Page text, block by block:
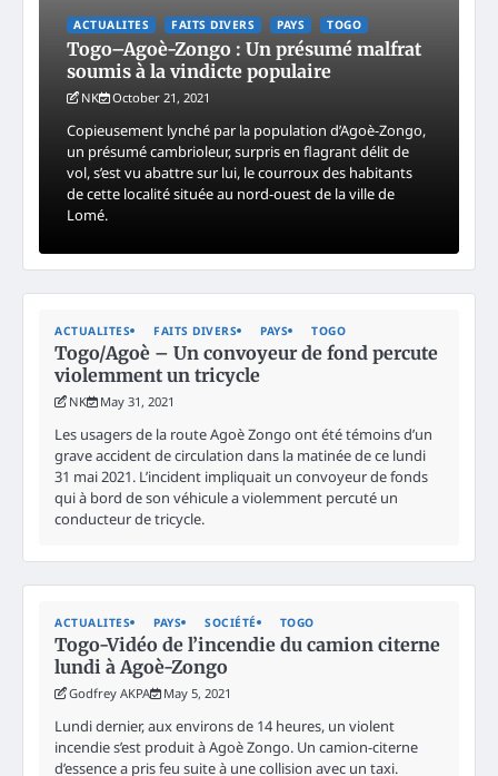
ACTUALITES FAITS DIVERS PAYS TOGO
Togo–Agoè-Zongo : Un présumé malfrat
soumis à la vindicte populaire
NK October 21, 2021
Copieusement lynché par la population d’Agoè-Zongo,
un présumé cambrioleur, surpris en flagrant délit de
vol, s’est vu abattre sur lui, le courroux des habitants
de cette localité située au nord-ouest de la ville de
Lomé.
ACTUALITES FAITS DIVERS PAYS TOGO
Togo/Agoè – Un convoyeur de fond percute
violemment un tricycle
NK May 31, 2021
Les usagers de la route Agoè Zongo ont été témoins d’un
grave accident de circulation dans la matinée de ce lundi
31 mai 2021. L’incident impliquait un convoyeur de fonds
qui à bord de son véhicule a violemment percuté un
conducteur de tricycle.
ACTUALITES PAYS SOCIÉTÉ TOGO
Togo-Vidéo de l’incendie du camion citerne
lundi à Agoè-Zongo
Godfrey AKPA May 5, 2021
Lundi dernier, aux environs de 14 heures, un violent
incendie s’est produit à Agoè Zongo. Un camion-citerne
d’essence a pris feu suite à une collision avec un taxi.